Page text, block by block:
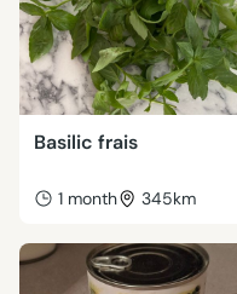
Basilic frais
1 month 345km